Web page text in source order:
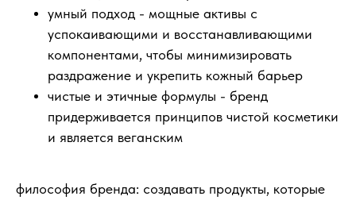
умный подход - мощные активы с
успокаивающими и восстанавливающими
компонентами, чтобы минимизировать
раздражение и укрепить кожный барьер
чистые и этичные формулы - бренд
придерживается принципов чистой косметики
и является веганским
философия бренда: создавать продукты, которые